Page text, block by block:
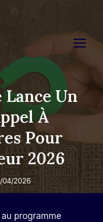
Un
À
Pour
2026
04/2026
programme